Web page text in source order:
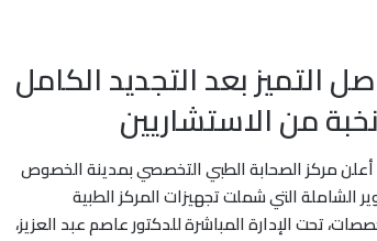
التميز بعد التجديد الكامل
مركز الصحابة الطبي التخصصي بمدينة الخصوص
من أعمال التطوير الشاملة التي شملت تجهيزات المركز الطبية
تحت الإدارة المباشرة للدكتور عاصم عبد العزيز،